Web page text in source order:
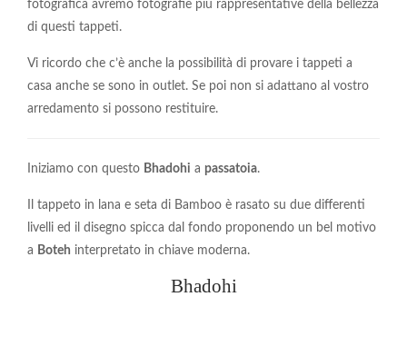
fotografica avremo fotografie più rappresentative della bellezza
di questi tappeti.
Vi ricordo che c’è anche la possibilità di provare i tappeti a
casa anche se sono in outlet. Se poi non si adattano al vostro
arredamento si possono restituire.
Iniziamo con questo Bhadohi a passatoia.
Il tappeto in lana e seta di Bamboo è rasato su due differenti
livelli ed il disegno spicca dal fondo proponendo un bel motivo
a Boteh interpretato in chiave moderna.
Bhadohi